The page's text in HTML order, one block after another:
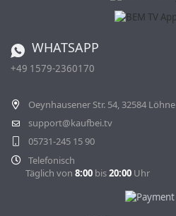
Vertrag widerrufen
WHATSAPP
+49 1579-2360170
Oeynhausener Str. 54, 32584 Löhne
support@kaufbei.tv
05731-245 15 90
Telefonisch
Täglich von 8:00 bis20:00 Uhr